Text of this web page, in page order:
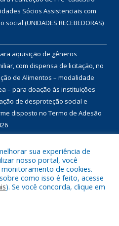
Sócios Assistenciais com
(UNIDADES RECEBEDORAS)
aquisição de gêneros
com dispensa de licitação, no
de Alimentos – modalidade
– para doação às instituições
de desproteção social e
disposto no Termo de Adesão
sua experiência de
nosso portal, você
de cookies.
como isso é feito, acesse
). Se você concorda, clique em